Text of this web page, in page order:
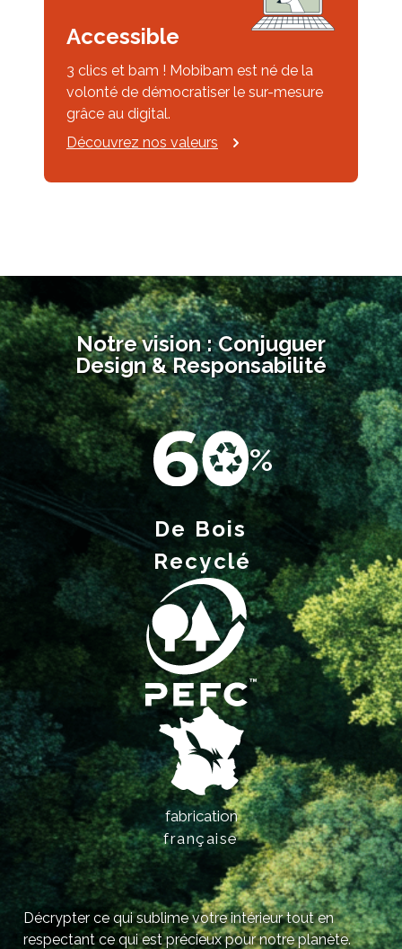
Accessible
3 clics et bam ! Mobibam est né de la
volonté de démocratiser le sur-mesure
grâce au digital.
Découvrez nos valeurs
Notre vision : Conjuguer
Design & Responsabilité
Décrypter ce qui sublime votre intérieur tout en
respectant ce qui est précieux pour notre planète.
fabrication
française
De Bois
Recyclé